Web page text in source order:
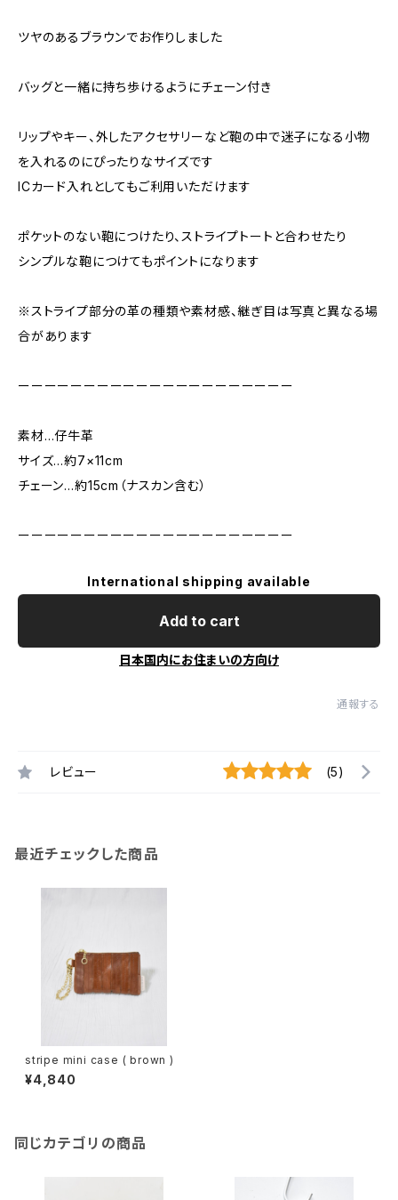
ツヤのあるブラウンでお作りしました
バッグと一緒に持ち歩けるようにチェーン付き
リップやキー、外したアクセサリーなど鞄の中で迷子になる小物
を入れるのにぴったりなサイズです
ICカード入れとしてもご利用いただけます
ポケットのない鞄につけたり、ストライプトートと合わせたり
シンプルな鞄につけてもポイントになります
※ストライプ部分の革の種類や素材感、継ぎ目は写真と異なる場
合があります
ーーーーーーーーーーーーーーーーーーーーー
素材…仔牛革
サイズ…約7×11cm
チェーン…約15cm（ナスカン含む）
ーーーーーーーーーーーーーーーーーーーーー
International shipping available
Add to cart
日本国内にお住まいの方向け
通報する
レビュー (5)
最近チェックした商品
stripe mini case ( brown )
¥4,840
同じカテゴリの商品